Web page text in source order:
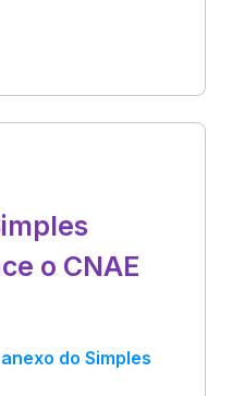
o CNAE
anexo do Simples